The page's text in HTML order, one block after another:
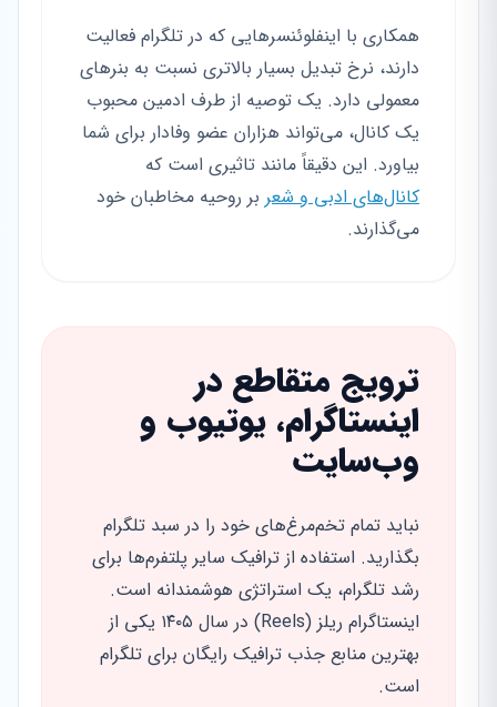
همکاری با اینفلوئنسرهایی که در تلگرام فعالیت
دارند، نرخ تبدیل بسیار بالاتری نسبت به بنرهای
معمولی دارد. یک توصیه از طرف ادمین محبوب
یک کانال، می‌تواند هزاران عضو وفادار برای شما
بیاورد. این دقیقاً مانند تاثیری است که
کانال‌های ادبی و شعر بر روحیه مخاطبان خود
می‌گذارند.
ترویج متقاطع در
اینستاگرام، یوتیوب و
وب‌سایت
نباید تمام تخم‌مرغ‌های خود را در سبد تلگرام
بگذارید. استفاده از ترافیک سایر پلتفرم‌ها برای
رشد تلگرام، یک استراتژی هوشمندانه است.
اینستاگرام ریلز (Reels) در سال ۱۴۰۵ یکی از
بهترین منابع جذب ترافیک رایگان برای تلگرام
است.